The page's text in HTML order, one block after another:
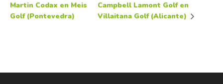
Martin Codax en Meis
Golf (Pontevedra)
Campbell Lamont Golf en
Villaitana Golf (Alicante)